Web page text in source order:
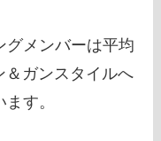
グメンバーは平均
＆ガンスタイルへ
す。